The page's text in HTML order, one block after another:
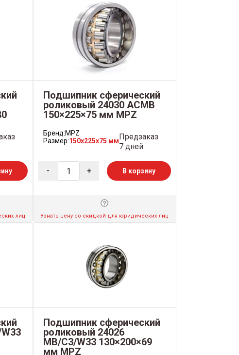
лиц
Подшипник сферический
роликовый 24030 ACMB
150×225×75 мм MPZ
Бренд:MPZ
Размер:150x225x75 ммПредзаказ
7 дней
- + В корзину
Узнать цену со скидкой для юридических лиц
Подшипник сферический
роликовый 24026
MB/C3/W33 130×200×69
мм MPZ